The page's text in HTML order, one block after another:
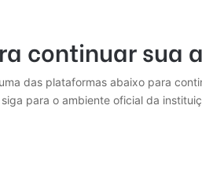
continuar sua
das plataformas abaixo para
para o ambiente oficial da